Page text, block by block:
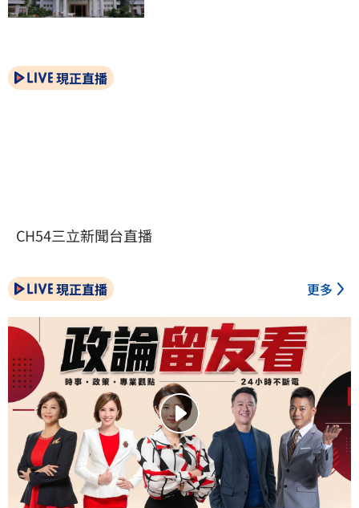
現正直播
CH54三立新聞台直播
現正直播 更多